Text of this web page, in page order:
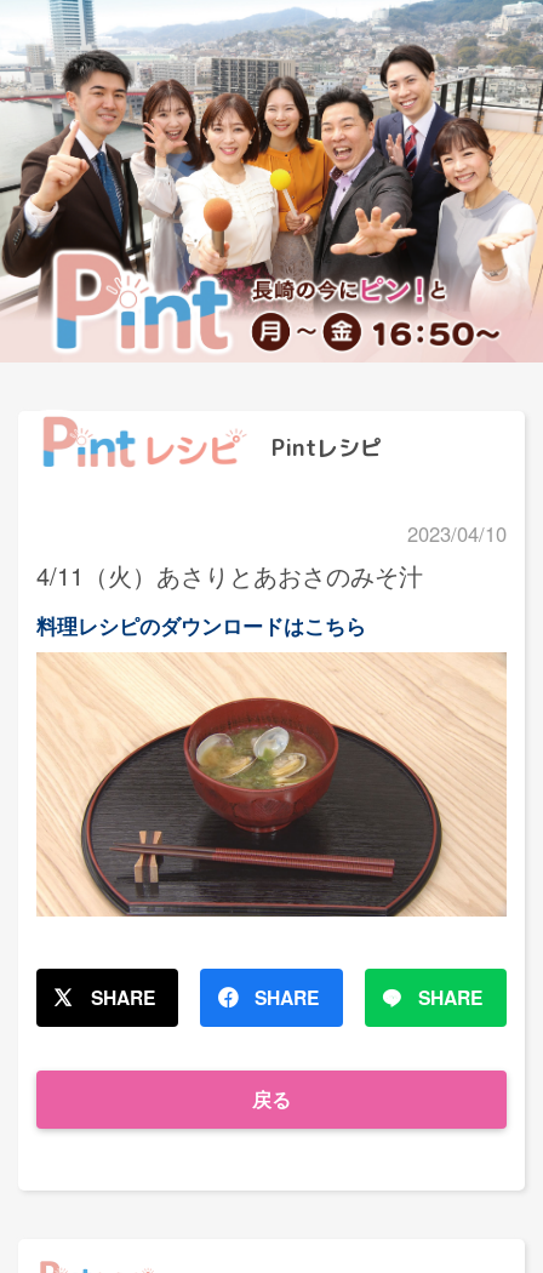
Pintレシピ
2023/04/10
4/11（火）あさりとあおさのみそ汁
料理レシピのダウンロードはこちら
SHARE SHARE SHARE
戻る